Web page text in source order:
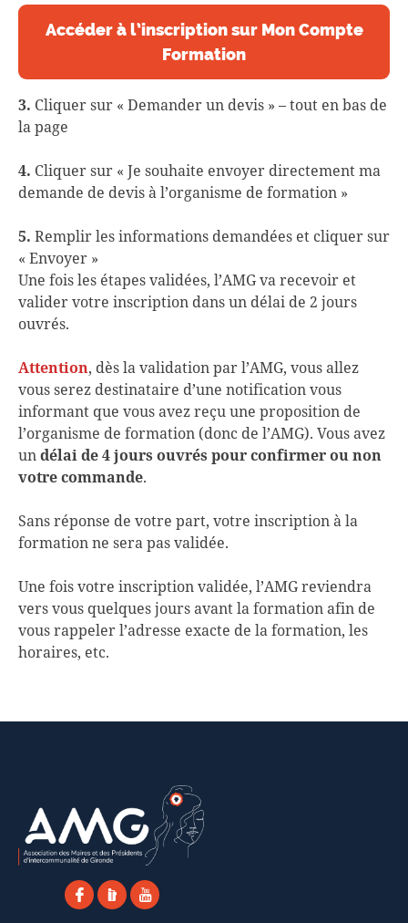
Accéder à l’inscription sur Mon Compte
Formation
3. Cliquer sur « Demander un devis » – tout en bas de
la page
4. Cliquer sur « Je souhaite envoyer directement ma
demande de devis à l’organisme de formation »
5. Remplir les informations demandées et cliquer sur
« Envoyer »
Une fois les étapes validées, l’AMG va recevoir et
valider votre inscription dans un délai de 2 jours
ouvrés.
Attention, dès la validation par l’AMG, vous allez
vous serez destinataire d’une notification vous
informant que vous avez reçu une proposition de
l’organisme de formation (donc de l’AMG). Vous avez
undélai de 4 jours ouvrés pour confirmer ou non
votre commande.
Sans réponse de votre part, votre inscription à la
formation ne sera pas validée.
Une fois votre inscription validée, l’AMG reviendra
vers vous quelques jours avant la formation afin de
vous rappeler l’adresse exacte de la formation, les
horaires, etc.